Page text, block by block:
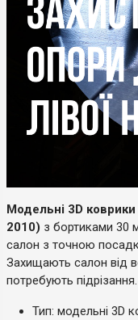
Модельні 3D
2010) з бортиками 30
салон з точною
Захищають салон від
потребують підрізання.
Тип: модельні 3D